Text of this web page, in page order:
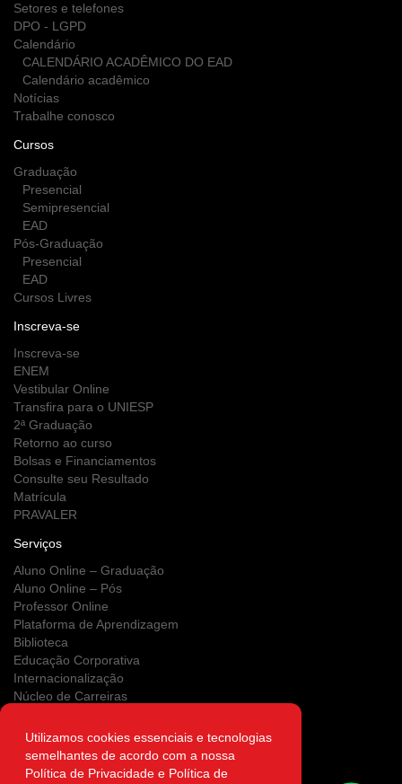
Utilizamos cookies essenciais e tecnologias
semelhantes de acordo com a nossa
Política de Privacidade e Política de
Setores e telefones
DPO - LGPD
Calendário
CALENDÁRIO ACADÊMICO DO EAD
Calendário acadêmico
Notícias
Trabalhe conosco
Cursos
Graduação
Presencial
Semipresencial
EAD
Pós-Graduação
Presencial
EAD
Cursos Livres
Inscreva-se
Inscreva-se
ENEM
Vestibular Online
Transfira para o UNIESP
2ª Graduação
Retorno ao curso
Bolsas e Financiamentos
Consulte seu Resultado
Matrícula
PRAVALER
Serviços
Aluno Online – Graduação
Aluno Online – Pós
Professor Online
Plataforma de Aprendizagem
Biblioteca
Educação Corporativa
Internacionalização
Núcleo de Carreiras
NUPS
Clínica Escola
Área do Egresso